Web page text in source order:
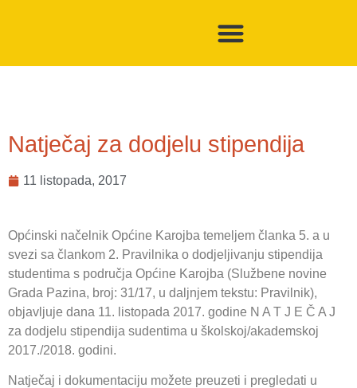
Natječaj za dodjelu stipendija
11 listopada, 2017
Općinski načelnik Općine Karojba temeljem članka 5. a u
svezi sa člankom 2. Pravilnika o dodjeljivanju stipendija
studentima s područja Općine Karojba (Službene novine
Grada Pazina, broj: 31/17, u daljnjem tekstu: Pravilnik),
objavljuje dana 11. listopada 2017. godine N A T J E Č A J
za dodjelu stipendija sudentima u školskoj/akademskoj
2017./2018. godini.
Natječaj i dokumentaciju možete preuzeti i pregledati u